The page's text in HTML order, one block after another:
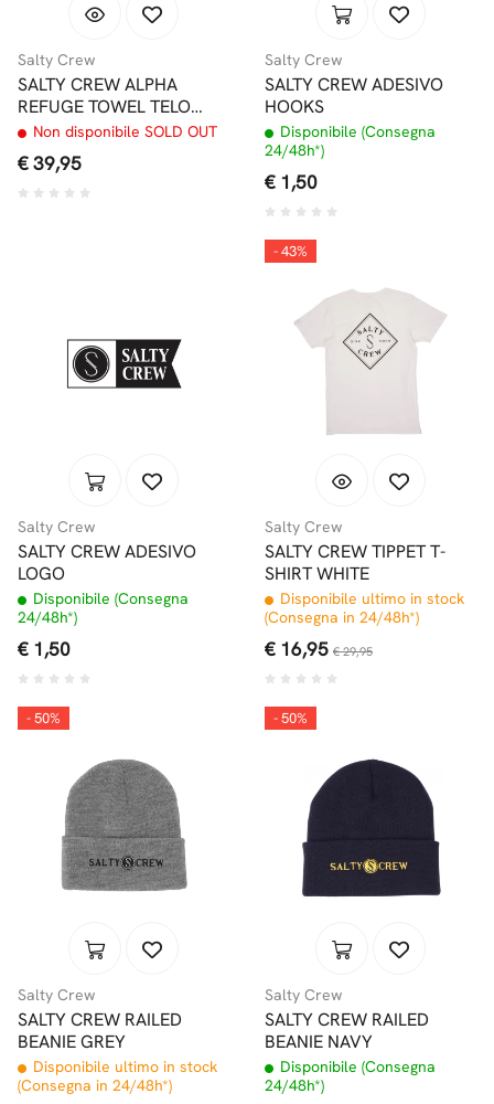
Salty Crew
SALTY CREW ALPHA
REFUGE TOWEL TELO
MARE
Non disponibile SOLD OUT
€ 39,95
Salty Crew
SALTY CREW ADESIVO
HOOKS
Disponibile (Consegna
24/48h*)
€ 1,50
Salty Crew
SALTY CREW ADESIVO
LOGO
Disponibile (Consegna
24/48h*)
€ 1,50
- 43%
Salty Crew
SALTY CREW TIPPET T-
SHIRT WHITE
Disponibile ultimo in stock
(Consegna in 24/48h*)
€ 16,95 € 29,95
- 50%
Salty Crew
SALTY CREW RAILED
BEANIE GREY
Disponibile ultimo in stock
(Consegna in 24/48h*)
- 50%
Salty Crew
SALTY CREW RAILED
BEANIE NAVY
Disponibile (Consegna
24/48h*)